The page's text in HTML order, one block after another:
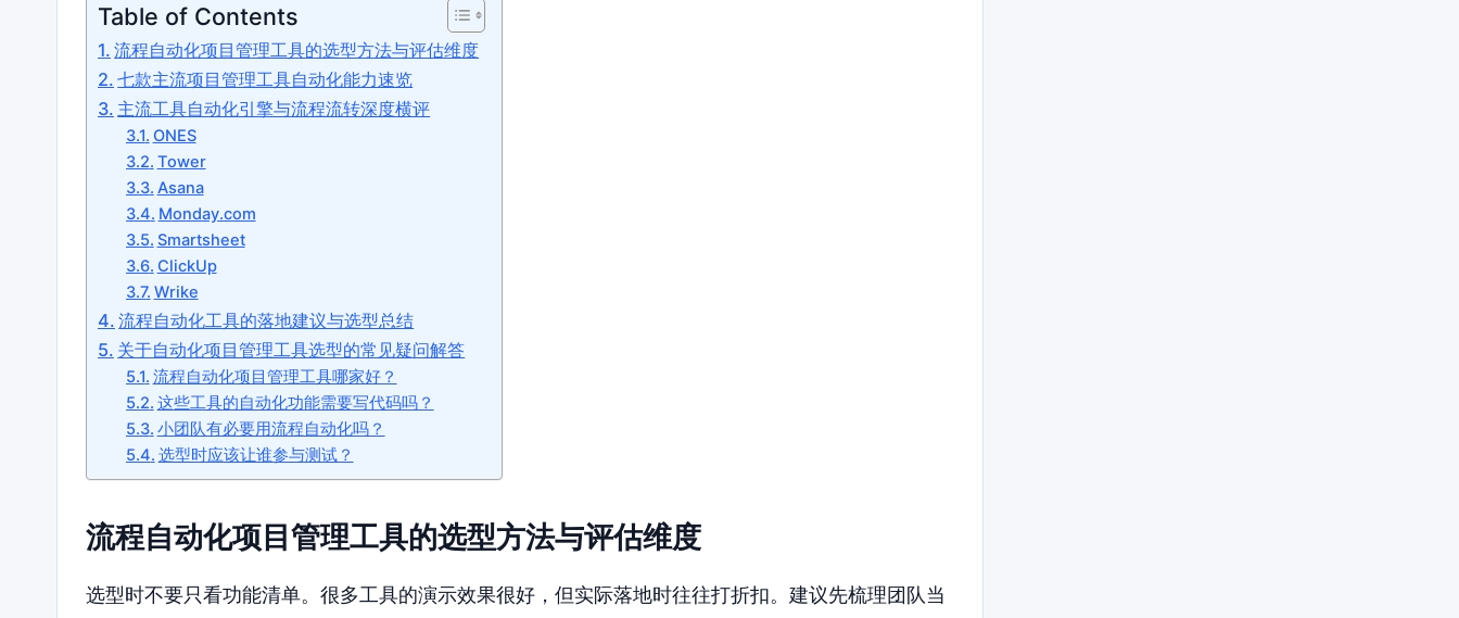
Table of Contents
流程自动化项目管理工具的选型方法与评估维度
七款主流项目管理工具自动化能力速览
主流工具自动化引擎与流程流转深度横评
ONES
Tower
Asana
Monday.com
Smartsheet
ClickUp
Wrike
流程自动化工具的落地建议与选型总结
关于自动化项目管理工具选型的常见疑问解答
流程自动化项目管理工具哪家好？
这些工具的自动化功能需要写代码吗？
小团队有必要用流程自动化吗？
选型时应该让谁参与测试？
流程自动化项目管理工具的选型方法与评估维度
选型时不要只看功能清单。很多工具的演示效果很好，但实际落地时往往打折扣。建议先梳理团队当